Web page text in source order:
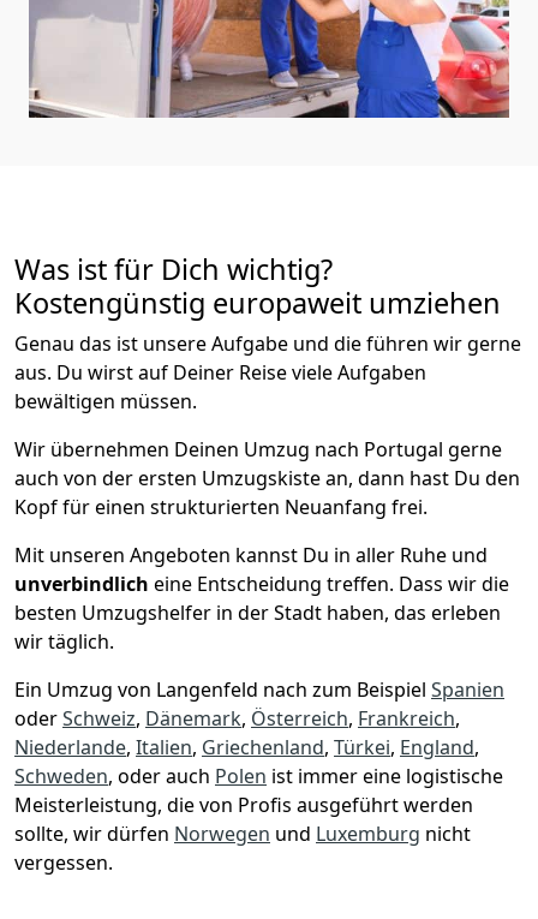
Was ist für Dich wichtig?
Kostengünstig europaweit umziehen
Genau das ist unsere Aufgabe und die führen wir gerne
aus. Du wirst auf Deiner Reise viele Aufgaben
bewältigen müssen.
Wir übernehmen Deinen Umzug nach Portugal gerne
auch von der ersten Umzugskiste an, dann hast Du den
Kopf für einen strukturierten Neuanfang frei.
Mit unseren Angeboten kannst Du in aller Ruhe und
unverbindlich eine Entscheidung treffen. Dass wir die
besten Umzugshelfer in der Stadt haben, das erleben
wir täglich.
Ein Umzug von Langenfeld nach zum Beispiel Spanien
oderSchweiz, Dänemark, Österreich, Frankreich,
Niederlande, Italien, Griechenland, Türkei, England,
Schweden, oder auch Polen ist immer eine logistische
Meisterleistung, die von Profis ausgeführt werden
sollte, wir dürfen Norwegen und Luxemburg nicht
vergessen.